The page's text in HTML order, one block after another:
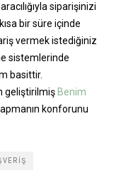
siparişinizi
bir süre içinde
vermek istediğiniz
sistemlerinde
basittir.
geliştirilmiş Benim
konforunu